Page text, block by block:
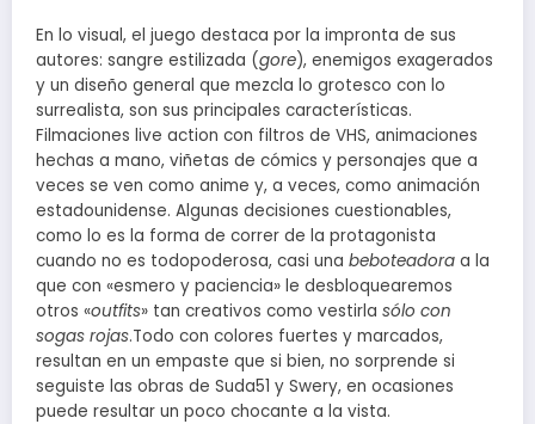
En lo visual, el juego destaca por la impronta de sus
autores: sangre estilizada (gore), enemigos exagerados
y un diseño general que mezcla lo grotesco con lo
surrealista, son sus principales características.
Filmaciones live action con filtros de VHS, animaciones
hechas a mano, viñetas de cómics y personajes que a
veces se ven como anime y, a veces, como animación
estadounidense. Algunas decisiones cuestionables,
como lo es la forma de correr de la protagonista
cuando no es todopoderosa, casi una beboteadora a la
que con «esmero y paciencia» le desbloquearemos
otros «outfits» tan creativos como vestirla sólo con
sogas rojas.Todo con colores fuertes y marcados,
resultan en un empaste que si bien, no sorprende si
seguiste las obras de Suda51 y Swery, en ocasiones
puede resultar un poco chocante a la vista.